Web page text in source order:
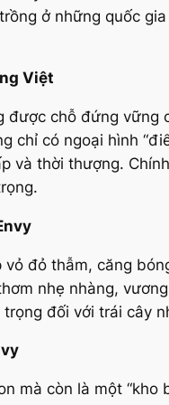
ở những quốc
Việt
chỗ đứng
chỉ có ngoại hình
thời thượng.
đỏ thẫm, căng
nhẹ nhàng,
đối với trái cây
mà còn là một